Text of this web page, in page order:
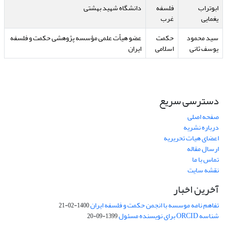
ابوتراب
یغمایی
فلسفه
غرب
دانشگاه شهید بهشتی
سید محمود
یوسف ثانی
حکمت
اسلامی
عضو هیأت علمی مؤسسه پژوهشی حکمت و فلسفه
ایران
دسترسی سریع
صفحه اصلی
درباره نشریه
اعضای هیات تحریریه
ارسال مقاله
تماس با ما
نقشه سایت
آخرین اخبار
تفاهم نامه موسسه با انجمن حکمت و فلسفه ایران1400-02-21
شناسه ORCID برای نویسنده مسئول 1399-09-20